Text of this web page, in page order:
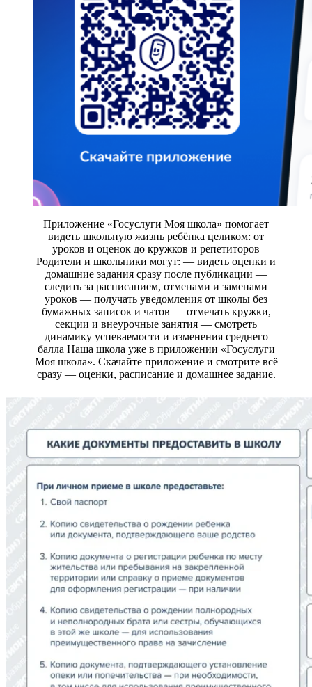
Приложение «Госуслуги Моя школа» помогает
видеть школьную жизнь ребёнка целиком: от
уроков и оценок до кружков и репетиторов
Родители и школьники могут: — видеть оценки и
домашние задания сразу после публикации —
следить за расписанием, отменами и заменами
уроков — получать уведомления от школы без
бумажных записок и чатов — отмечать кружки,
секции и внеурочные занятия — смотреть
динамику успеваемости и изменения среднего
балла Наша школа уже в приложении «Госуслуги
Моя школа». Скачайте приложение и смотрите всё
сразу — оценки, расписание и домашнее задание.